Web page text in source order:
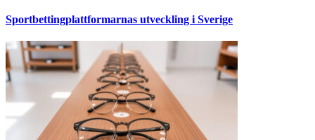
Sportbettingplattformarnas utveckling i Sverige